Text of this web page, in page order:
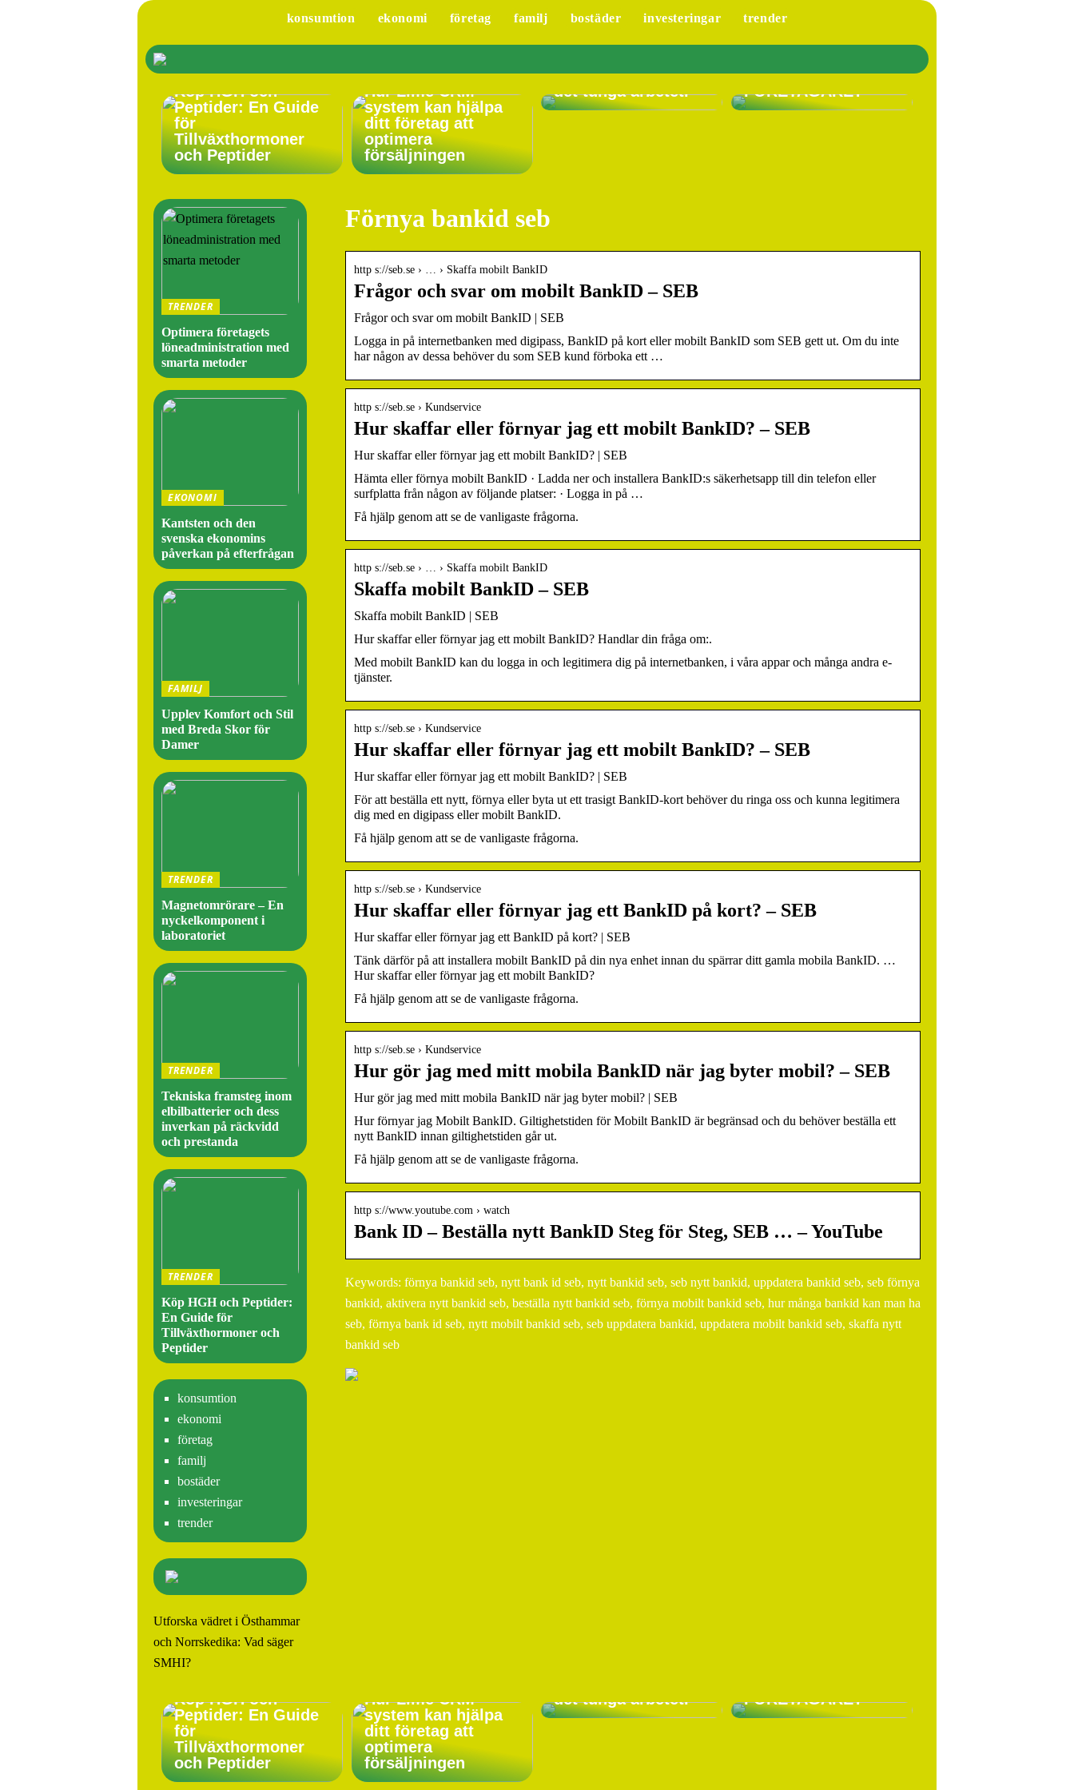
konsumtion ekonomi företag familj bostäder investeringar trender
Köp HGH och
Peptider: En Guide
för
Tillväxthormoner
och Peptider
Hur Lime CRM
system kan hjälpa
ditt företag att
optimera
försäljningen
vakuumlyftare göra
det tunga arbetet.
VARFÖR SKA DU HA
SOM EGEN
FÖRETAGARE?
Förnya bankid seb
http s://seb.se › … › Skaffa mobilt BankID
Frågor och svar om mobilt BankID – SEB
Frågor och svar om mobilt BankID | SEB
Logga in på internetbanken med digipass, BankID på kort eller mobilt BankID som SEB gett ut. Om du inte
har någon av dessa behöver du som SEB kund förboka ett …
http s://seb.se › Kundservice
Hur skaffar eller förnyar jag ett mobilt BankID? – SEB
Hur skaffar eller förnyar jag ett mobilt BankID? | SEB
Hämta eller förnya mobilt BankID · Ladda ner och installera BankID:s säkerhetsapp till din telefon eller
surfplatta från någon av följande platser: · Logga in på …
Få hjälp genom att se de vanligaste frågorna.
http s://seb.se › … › Skaffa mobilt BankID
Skaffa mobilt BankID – SEB
Skaffa mobilt BankID | SEB
Hur skaffar eller förnyar jag ett mobilt BankID? Handlar din fråga om:.
Med mobilt BankID kan du logga in och legitimera dig på internetbanken, i våra appar och många andra e-
tjänster.
http s://seb.se › Kundservice
Hur skaffar eller förnyar jag ett mobilt BankID? – SEB
Hur skaffar eller förnyar jag ett mobilt BankID? | SEB
För att beställa ett nytt, förnya eller byta ut ett trasigt BankID-kort behöver du ringa oss och kunna legitimera
dig med en digipass eller mobilt BankID.
Få hjälp genom att se de vanligaste frågorna.
http s://seb.se › Kundservice
Hur skaffar eller förnyar jag ett BankID på kort? – SEB
Hur skaffar eller förnyar jag ett BankID på kort? | SEB
Tänk därför på att installera mobilt BankID på din nya enhet innan du spärrar ditt gamla mobila BankID. …
Hur skaffar eller förnyar jag ett mobilt BankID?
Få hjälp genom att se de vanligaste frågorna.
http s://seb.se › Kundservice
Hur gör jag med mitt mobila BankID när jag byter mobil? – SEB
Hur gör jag med mitt mobila BankID när jag byter mobil? | SEB
Hur förnyar jag Mobilt BankID. Giltighetstiden för Mobilt BankID är begränsad och du behöver beställa ett
nytt BankID innan giltighetstiden går ut.
Få hjälp genom att se de vanligaste frågorna.
http s://www.youtube.com › watch
Bank ID – Beställa nytt BankID Steg för Steg, SEB … – YouTube
Keywords: förnya bankid seb, nytt bank id seb, nytt bankid seb, seb nytt bankid, uppdatera bankid seb, seb förnya
bankid, aktivera nytt bankid seb, beställa nytt bankid seb, förnya mobilt bankid seb, hur många bankid kan man ha
seb, förnya bank id seb, nytt mobilt bankid seb, seb uppdatera bankid, uppdatera mobilt bankid seb, skaffa nytt
bankid seb
TRENDER
Optimera företagets
löneadministration med
smarta metoder
EKONOMI
Kantsten och den
svenska ekonomins
påverkan på efterfrågan
FAMILJ
Upplev Komfort och Stil
med Breda Skor för
Damer
TRENDER
Magnetomrörare – En
nyckelkomponent i
laboratoriet
TRENDER
Tekniska framsteg inom
elbilbatterier och dess
inverkan på räckvidd
och prestanda
TRENDER
Köp HGH och Peptider:
En Guide för
Tillväxthormoner och
Peptider
konsumtion
ekonomi
företag
familj
bostäder
investeringar
trender
Utforska vädret i Östhammar
och Norrskedika: Vad säger
SMHI?
Köp HGH och
Peptider: En Guide
för
Tillväxthormoner
och Peptider
Hur Lime CRM
system kan hjälpa
ditt företag att
optimera
försäljningen
det tunga arbetet.
FÖRETAGARE?